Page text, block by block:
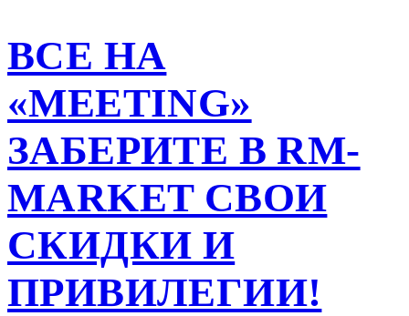
ВСЕ НА
«MEETING»
ЗАБЕРИТЕ В RM-
MARKET СВОИ
СКИДКИ И
ПРИВИЛЕГИИ!